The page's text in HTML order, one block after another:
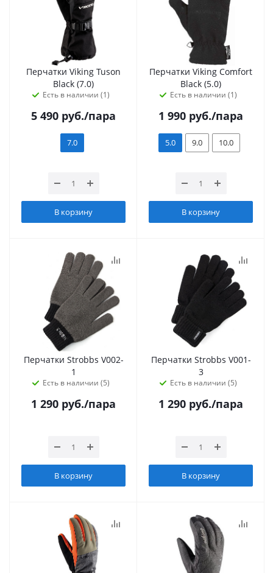
Перчатки Viking Tuson
Black (7.0)
Есть в наличии (1)
5 490 руб./пара
7.0
В корзину
Перчатки Viking Comfort
Black (5.0)
Есть в наличии (1)
1 990 руб./пара
5.0 9.0 10.0
В корзину
Перчатки Strobbs V002-
1
Есть в наличии (5)
1 290 руб./пара
В корзину
Перчатки Strobbs V001-
3
Есть в наличии (5)
1 290 руб./пара
В корзину